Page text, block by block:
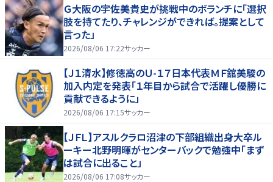
Ｇ大阪の宇佐美貴史が挑戦中のボランチに「選択
肢を持てたり、チャレンジができれば。提案として
言った」
2026/08/06 17:22サッカー
【Ｊ１清水】修徳高のＵ-１７日本代表ＭＦ舘美駿の
加入内定を発表「１年目から試合で活躍し優勝に
貢献できるように」
2026/08/06 17:15サッカー
【ＪＦＬ】アスルクラロ沼津の下部組織出身大卒ル
ーキー北野明暉がセンターバックで勉強中「まず
は試合に出ること」
2026/08/06 17:08サッカー